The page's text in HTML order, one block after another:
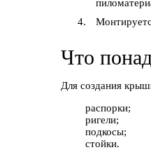
Что
Для создания
распорки;
ригели;
подкосы;
стойки.